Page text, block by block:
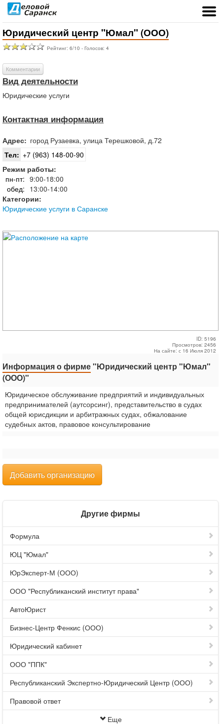
Юридический центр "Юмал" (ООО)
Рейтинг: 6/10 - Голосов: 4
Комментарии
Вид деятельности
Юридические услуги
Контактная информация
Адрес: город Рузаевка, улица Терешковой, д.72
Тел: +7 (963) 148-00-90
Режим работы:
пн-пт: 9:00-18:00
обед: 13:00-14:00
Категории:
Юридические услуги в Саранске
ID: 5196
Просмотров: 2456
На сайте: с 16 Июля 2012
Информация о фирме"Юридический центр "Юмал"
(ООО)"
Юридическое обслуживание предприятий и индивидуальных
предпринимателей (аутсорсинг), представительство в судах
общей юрисдикции и арбитражных судах, обжалование
судебных актов, правовое консультирование
Добавить организацию
Другие фирмы
Формула
ЮЦ "Юмал"
ЮрЭксперт-М (ООО)
ООО "Республиканский институт права"
АвтоЮрист
Бизнес-Центр Фенкис (ООО)
Юридический кабинет
ООО "ППК"
Республиканский Экспертно-Юридический Центр (ООО)
Правовой ответ
Еще